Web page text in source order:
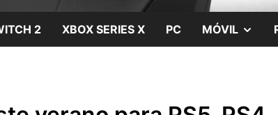
2 XBOX SERIES X PC MÓVIL